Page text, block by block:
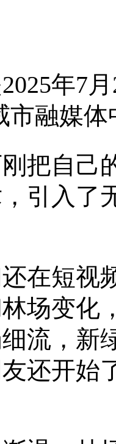
年7月
市融媒体
自己的
引入了
短视频
场变化
流，新
还开始